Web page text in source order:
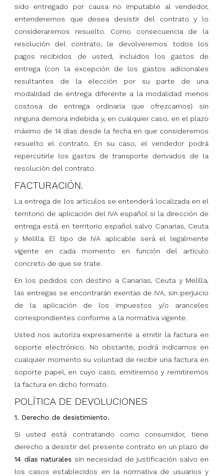
sido entregado por causa no imputable al vendedor,
entenderemos que desea desistir del contrato y lo
consideraremos resuelto. Como consecuencia de la
resolución del contrato, le devolveremos todos los
pagos recibidos de usted, incluidos los gastos de
entrega (con la excepción de los gastos adicionales
resultantes de la elección por su parte de una
modalidad de entrega diferente a la modalidad menos
costosa de entrega ordinaria que ofrezcamos) sin
ninguna demora indebida y, en cualquier caso, en el plazo
máximo de 14 días desde la fecha en que consideremos
resuelto el contrato. En su caso, el vendedor podrá
repercutirle los gastos de transporte derivados de la
resolución del contrato.
FACTURACIÓN.
La entrega de los artículos se entenderá localizada en el
territorio de aplicación del IVA español si la dirección de
entrega está en territorio español salvo Canarias, Ceuta
y Melilla. El tipo de IVA aplicable será el legalmente
vigente en cada momento en función del artículo
concreto de que se trate.
En los pedidos con destino a Canarias, Ceuta y Melilla,
las entregas se encontrarán exentas de IVA, sin perjuicio
de la aplicación de los impuestos y/o aranceles
correspondientes conforme a la normativa vigente.
Usted nos autoriza expresamente a emitir la factura en
soporte electrónico. No obstante, podrá indicarnos en
cualquier momento su voluntad de recibir una factura en
soporte papel, en cuyo caso, emitiremos y remitiremos
la factura en dicho formato.
POLÍTICA DE DEVOLUCIONES
1. Derecho de desistimiento.
Si usted está contratando como consumidor, tiene
derecho a desistir del presente contrato en un plazo de
14 días naturales sin necesidad de justificación salvo en
los casos establecidos en la normativa de usuarios y